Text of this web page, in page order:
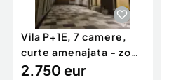
Vila P+1E, 7 camere,
curte amenajata - zona
Mall, George ...
2.750 eur